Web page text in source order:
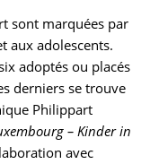
sont marquées par
aux adolescents.
adoptés ou placés
derniers se trouve
Philippart
– Kinder in
avec